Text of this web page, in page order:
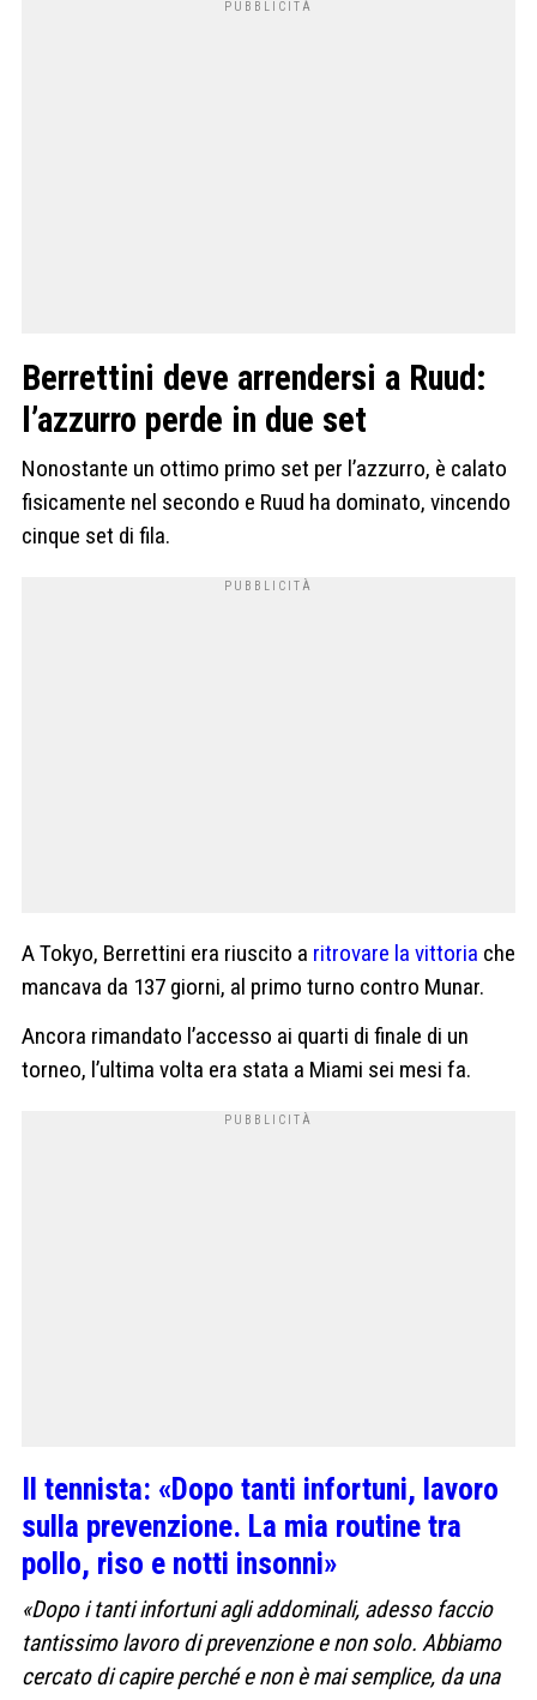
Berrettini deve arrendersi a Ruud:
l’azzurro perde in due set
Nonostante un ottimo primo set per l’azzurro, è calato
fisicamente nel secondo e Ruud ha dominato, vincendo
cinque set di fila.
A Tokyo, Berrettini era riuscito a ritrovare la vittoria che
mancava da 137 giorni, al primo turno contro Munar.
Ancora rimandato l’accesso ai quarti di finale di un
torneo, l’ultima volta era stata a Miami sei mesi fa.
Il tennista: «Dopo tanti infortuni, lavoro
sulla prevenzione. La mia routine tra
pollo, riso e notti insonni»
«Dopo i tanti infortuni agli addominali, adesso faccio
tantissimo lavoro di prevenzione e non solo. Abbiamo
cercato di capire perché e non è mai semplice, da una